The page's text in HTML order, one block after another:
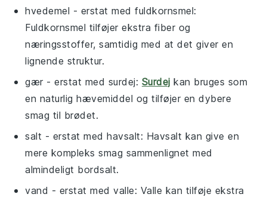
hvedemel - erstat medfuldkornsmel:
Fuldkornsmel tilføjer ekstra fiber og
næringsstoffer, samtidig med at det giver en
lignende struktur.
gær - erstat med surdej: Surdej kan bruges som
en naturlig hævemiddel og tilføjer en dybere
smag til brødet.
salt - erstat medhavsalt: Havsalt kan give en
mere kompleks smag sammenlignet med
almindeligt bordsalt.
vand - erstat medvalle: Valle kan tilføje ekstra